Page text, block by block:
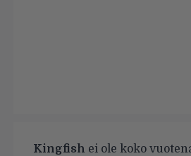
Kingfish ei ole koko